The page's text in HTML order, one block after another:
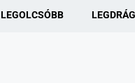
LEGOLCSÓBB